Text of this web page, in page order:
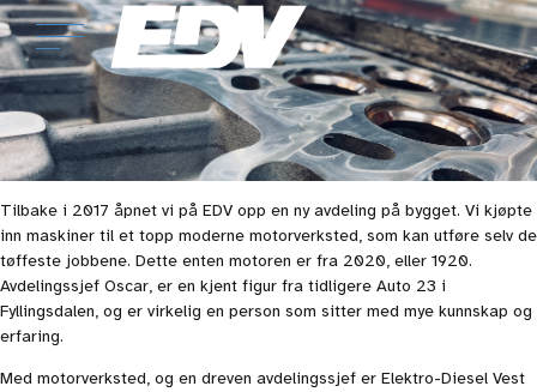
Tilbake i 2017 åpnet vi på EDV opp en ny avdeling på bygget. Vi kjøpte
inn maskiner til et topp moderne motorverksted, som kan utføre selv de
tøffeste jobbene. Dette enten motoren er fra 2020, eller 1920.
Avdelingssjef Oscar, er en kjent figur fra tidligere Auto 23 i
Fyllingsdalen, og er virkelig en person som sitter med mye kunnskap og
erfaring.
Med motorverksted, og en dreven avdelingssjef er Elektro-Diesel Vest